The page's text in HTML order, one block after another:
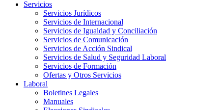
Servicios
Servicios Jurídicos
Servicios de Internacional
Servicios de Igualdad y Conciliación
Servicios de Comunicación
Servicios de Acción Sindical
Servicios de Salud y Seguridad Laboral
Servicios de Formación
Ofertas y Otros Servicios
Laboral
Boletines Legales
Manuales